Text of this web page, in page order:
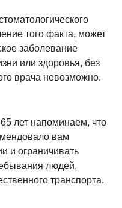
того факта, может
заболевание
или здоровья, без
врача невозможно.
лет напоминаем, что
вам
и ограничивать
людей,
транспорта.